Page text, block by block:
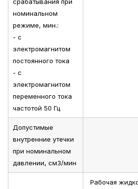
номинальном
режиме, мин.:
- с
электромагнитом
постоянного тока
- с
электромагнитом
переменного тока
частотой 50 Гц
Допустимые
внутренние утечки
при номинальном
давлении, см3/мин
Рабочая